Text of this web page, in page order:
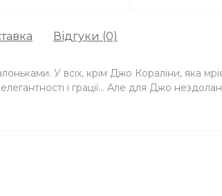
Відгуки (0)
У всіх, крім Джо Кораліни, яка
елегантності і грації… Але для Джо